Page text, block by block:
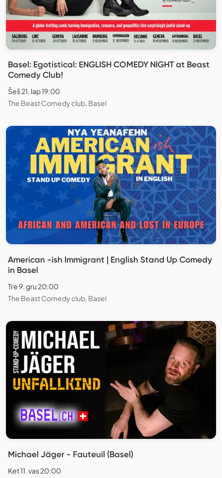
Basel: Egotistical: ENGLISH COMEDY NIGHT at Beast
Comedy Club!
Šeš 21. lap 19:00
The Beast Comedy club, Basel
American -ish Immigrant | English Stand Up Comedy
in Basel
Tre 9. gru 20:00
The Beast Comedy club, Basel
Michael Jäger - Fauteuil (Basel)
Ket 11. vas 20:00